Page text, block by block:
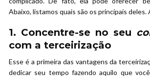
Abaixo, listamos quais são os principais deles.
1. Concentre-se no seu
com a terceirização
Esse é a primeira das vantagens da
dedicar seu tempo fazendo aquilo que